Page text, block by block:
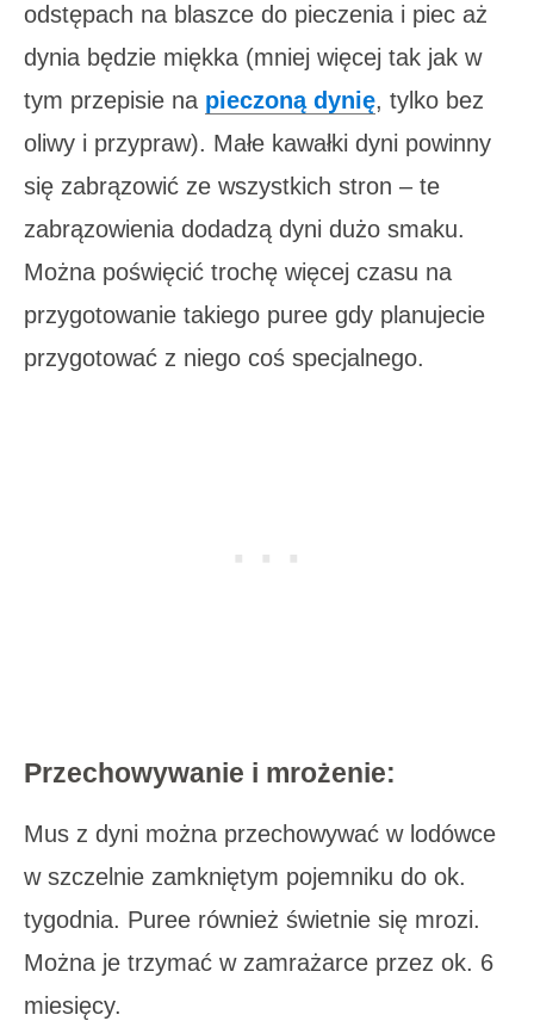
odstępach na blaszce do pieczenia i piec aż
dynia będzie miękka (mniej więcej tak jak w
tym przepisie na pieczoną dynię, tylko bez
oliwy i przypraw). Małe kawałki dyni powinny
się zabrązowić ze wszystkich stron – te
zabrązowienia dodadzą dyni dużo smaku.
Można poświęcić trochę więcej czasu na
przygotowanie takiego puree gdy planujecie
przygotować z niego coś specjalnego.
Przechowywanie i mrożenie:
Mus z dyni można przechowywać w lodówce
w szczelnie zamkniętym pojemniku do ok.
tygodnia. Puree również świetnie się mrozi.
Można je trzymać w zamrażarce przez ok. 6
miesięcy.